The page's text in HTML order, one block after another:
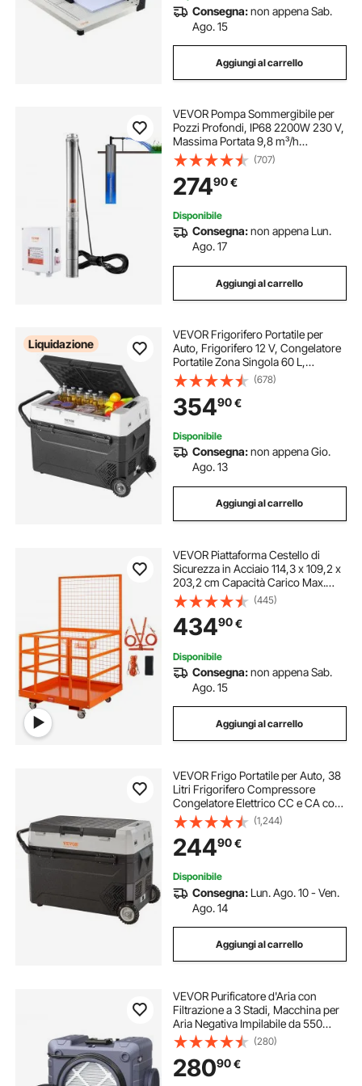
Consegna:non appena Sab.
Ago. 15
Aggiungi al carrello
VEVOR Pompa Sommergibile per
Pozzi Profondi, IP68 2200W 230 V,
Massima Portata 9,8 m³/h
Prevalenza 144m, Cavo Elettrico
19,4 m, Scatola Controllo Acciaio
Inox Irrigazione Industriale Uso
Domestico
(707)
27490€
Disponibile
Consegna:non appena Lun.
Ago. 17
Aggiungi al carrello
Liquidazione
VEVOR Frigorifero Portatile per
Auto, Frigorifero 12 V, Congelatore
Portatile Zona Singola 60 L,
Temperatura Regolabile - 20 ~ 20
℃, Refrigeratore a Compressore
per Casa, Esterno, Camper, Auto
(678)
35490€
Disponibile
Consegna:non appena Gio.
Ago. 13
Aggiungi al carrello
VEVOR Piattaforma Cestello di
Sicurezza in Acciaio 114,3 x 109,2 x
203,2 cm Capacità Carico Max.
635kg, Cesta per Muletto con
Piattaforma di Lavoro Portapersone
Uso Industriale in Acciaio con Ruote
(445)
43490€
Disponibile
Consegna:non appena Sab.
Ago. 15
Aggiungi al carrello
VEVOR Frigo Portatile per Auto, 38
Litri Frigorifero Compressore
Congelatore Elettrico CC e CA con
Manico Telescopico e Ruote per
Campeggio 0,6kW.h Da -20°C a
10°C Regolabile per Auto Camion
Barca
(1,244)
24490€
Disponibile
Consegna: Lun. Ago. 10 - Ven.
Ago. 14
Aggiungi al carrello
VEVOR Purificatore d'Aria con
Filtrazione a 3 Stadi, Macchina per
Aria Negativa Impilabile da 550
CFM, Filtro dell'Aria con MERV10,
Carbone, HEPA H13, Uso
Domestico, Industriale e
Commerciale
(280)
28090€